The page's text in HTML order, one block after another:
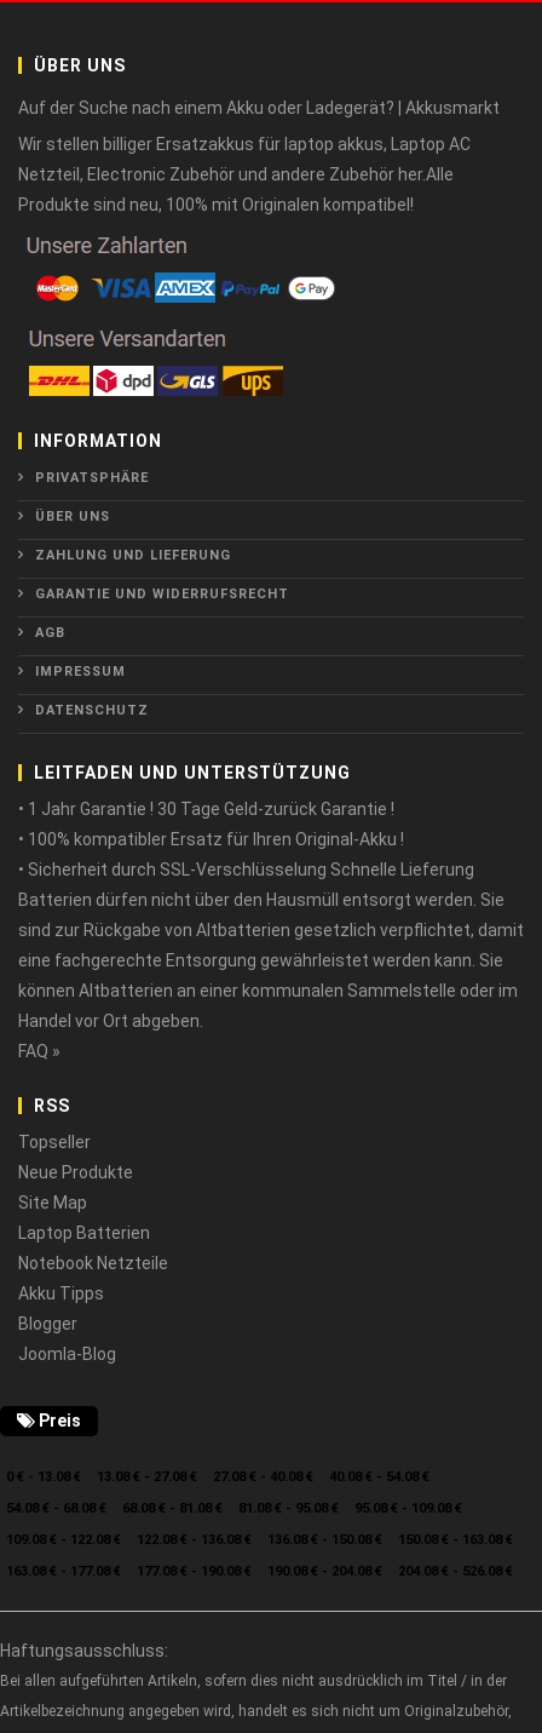
ÜBER UNS
Auf der Suche nach einem Akku oder Ladegerät? | Akkusmarkt
Wir stellen billiger Ersatzakkus für laptop akkus, Laptop AC
Netzteil, Electronic Zubehör und andere Zubehör her.Alle
Produkte sind neu, 100% mit Originalen kompatibel!
INFORMATION
PRIVATSPHÄRE
ÜBER UNS
ZAHLUNG UND LIEFERUNG
GARANTIE UND WIDERRUFSRECHT
AGB
IMPRESSUM
DATENSCHUTZ
LEITFADEN UND UNTERSTÜTZUNG
• 1 Jahr Garantie ! 30 Tage Geld-zurück Garantie !
• 100% kompatibler Ersatz für Ihren Original-Akku !
• Sicherheit durch SSL-Verschlüsselung Schnelle Lieferung
Batterien dürfen nicht über den Hausmüll entsorgt werden. Sie
sind zur Rückgabe von Altbatterien gesetzlich verpflichtet, damit
eine fachgerechte Entsorgung gewährleistet werden kann. Sie
können Altbatterien an einer kommunalen Sammelstelle oder im
Handel vor Ort abgeben.
FAQ »
RSS
Topseller
Neue Produkte
Site Map
Laptop Batterien
Notebook Netzteile
Akku Tipps
Blogger
Joomla-Blog
Preis
0 € - 13.08 € 13.08 € - 27.08 € 27.08 € - 40.08 €
40.08 € - 54.08 €
54.08 € - 68.08 €
68.08 € - 81.08 € 81.08 € - 95.08 €
95.08 € - 109.08 €
109.08 € - 122.08 €
122.08 € - 136.08 € 136.08 € - 150.08 €
150.08 € - 163.08 €
163.08 € - 177.08 €
177.08 € - 190.08 € 190.08 € - 204.08 € 204.08 € - 526.08 €
Haftungsausschluss:
Bei allen aufgeführten Artikeln, sofern dies nicht ausdrücklich im Titel / in der
Artikelbezeichnung angegeben wird, handelt es sich nicht um Originalzubehör,